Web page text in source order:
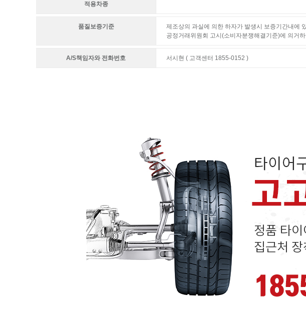
적용차종
품질보증기준
제조상의 과실에 의한 하자가 발생시 보증기간내에
공정거래위원회 고시(소비자분쟁해결기준)에 의거
A/S책임자와 전화번호 서시현 ( 고객센터 1855-0152 )